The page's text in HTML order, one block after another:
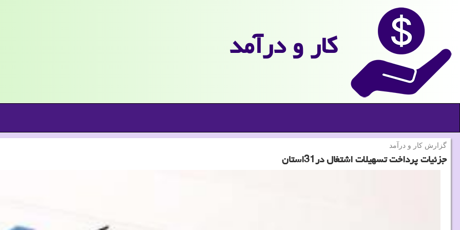
كار و درآمد
گزارش كار و درآمد
جزئیات پرداخت تسهیلات اشتغال در31استان